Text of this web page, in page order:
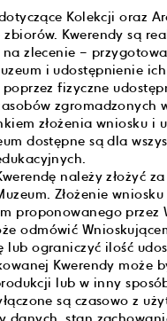
Kolekcji oraz
Kwerendy są
na zlecenie –
i udostępnienie
poprzez fizyczne
zgromadzonych
złożenia wniosku i
dostępne są dla
należy złożyć
Złożenie
proponowanego przez
odmówić
lub ograniczyć ilość
Kwerendy może
lub w inny
są czasowo z